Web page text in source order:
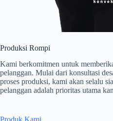
Produksi Rompi
Kami berkomitmen untuk
pelanggan. Mulai dari konsultasi
proses produksi, kami akan selalu
pelanggan adalah prioritas utama
Produk Kami